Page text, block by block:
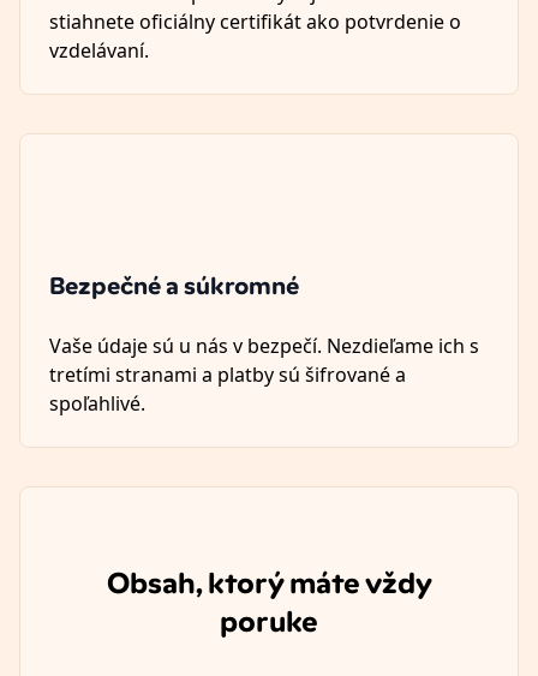
stiahnete oficiálny certifikát ako potvrdenie o
vzdelávaní.
Bezpečné a súkromné
Vaše údaje sú u nás v bezpečí. Nezdieľame ich s
tretími stranami a platby sú šifrované a
spoľahlivé.
Obsah, ktorý máte vždy
poruke